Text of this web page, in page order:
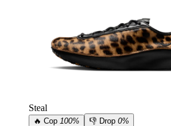
Steal
🔥 Cop 100% 👎 Drop 0%